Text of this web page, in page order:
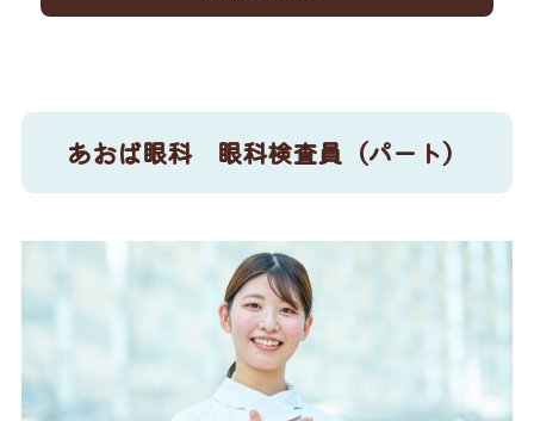
あおば眼科 眼科検査員（パート）